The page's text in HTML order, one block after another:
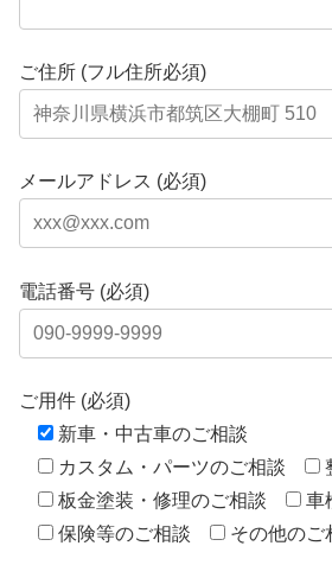
ご住所 (フル住所必須)
メールアドレス (必須)
電話番号 (必須)
ご用件 (必須)
新車・中古車のご相談
カスタム・パーツのご相談
板金塗装・修理のご相談
車
保険等のご相談
その他のご